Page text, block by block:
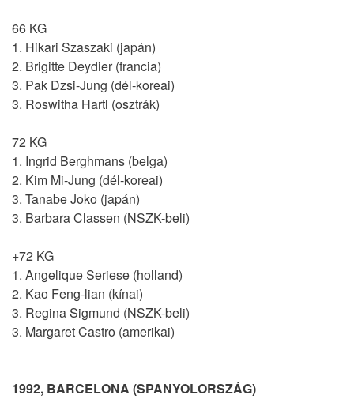
66 KG
1. Hikari Szaszaki (japán)
2. Brigitte Deydier (francia)
3. Pak Dzsi-Jung (dél-koreai)
3. Roswitha Hartl (osztrák)
72 KG
1. Ingrid Berghmans (belga)
2. Kim Mi-Jung (dél-koreai)
3. Tanabe Joko (japán)
3. Barbara Classen (NSZK-beli)
+72 KG
1. Angelique Seriese (holland)
2. Kao Feng-lian (kínai)
3. Regina Sigmund (NSZK-beli)
3. Margaret Castro (amerikai)
1992, BARCELONA (SPANYOLORSZÁG)